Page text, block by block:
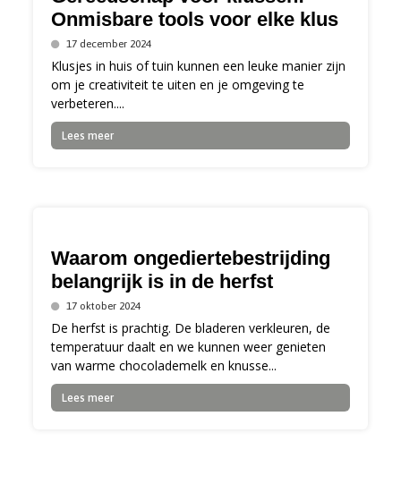
Onmisbare tools voor elke klus
17 december 2024
Klusjes in huis of tuin kunnen een leuke manier zijn
om je creativiteit te uiten en je omgeving te
verbeteren....
Lees meer
Waarom ongediertebestrijding
belangrijk is in de herfst
17 oktober 2024
De herfst is prachtig. De bladeren verkleuren, de
temperatuur daalt en we kunnen weer genieten
van warme chocolademelk en knusse...
Lees meer